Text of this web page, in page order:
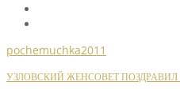
pochemuchka2011
УЗЛОВСКИЙ ЖЕНСОВЕТ